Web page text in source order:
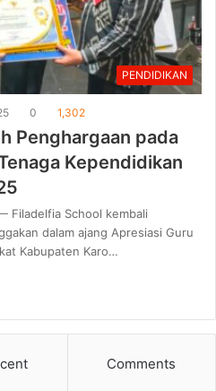
PENDIDIKAN
0 1,302
Penghargaan pada
Kependidikan
Filadelfia School kembali
dalam ajang Apresiasi Guru
Kabupaten Karo…
Comments